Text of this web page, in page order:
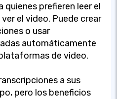
quienes prefieren leer el
el video. Puede crear
o usar
automáticamente
de video.
a sus
pero los beneficios